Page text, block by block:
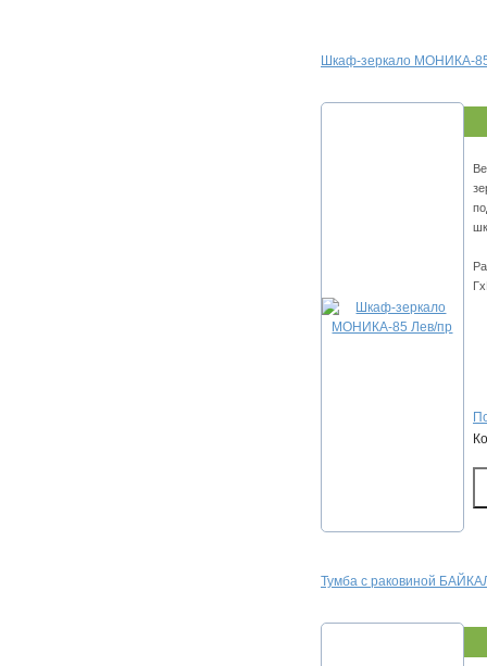
Шкаф-зеркало МОНИКА-
Тумба с раковиной